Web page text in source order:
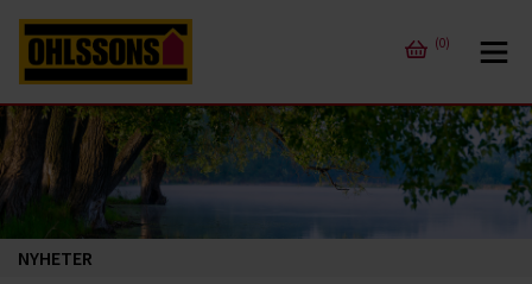
(0)
NYHETER